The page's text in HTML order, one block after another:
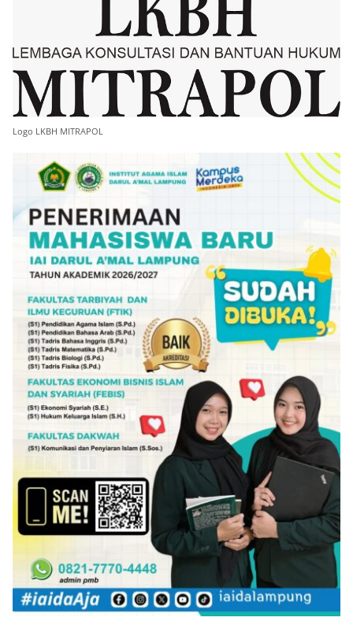
Logo LKBH MITRAPOL